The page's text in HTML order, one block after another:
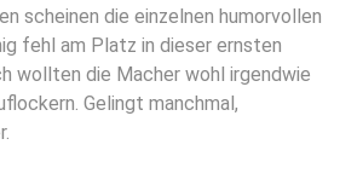
scheinen die einzelnen humorvollen
fehl am Platz in dieser ernsten
wollten die Macher wohl irgendwie
Gelingt manchmal,